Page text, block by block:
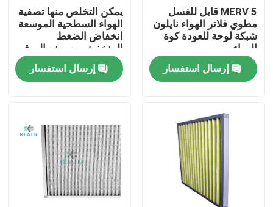
مراقبة الجودة
اتصل بنا
اطلب اقتباس
مرشحات الهواء حقيبة
مرشحات الهواء HVAC
MERV 5 قابل للغسل
مطوي فلاتر الهواء نايلون
شبكة لوحة للعودة كوة
الهواء
إرسال استفسار
يمكن التخلص منها تصفية
الهواء السطحية الموسعة
انخفاض الضغط
المنخفض مع وضع الورق
المقوى الرطب
إرسال استفسار